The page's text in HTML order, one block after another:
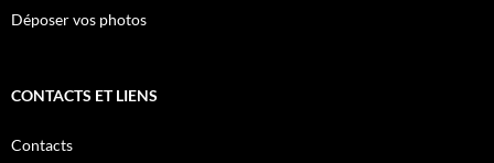
Déposer vos photos
CONTACTS ET LIENS
Contacts